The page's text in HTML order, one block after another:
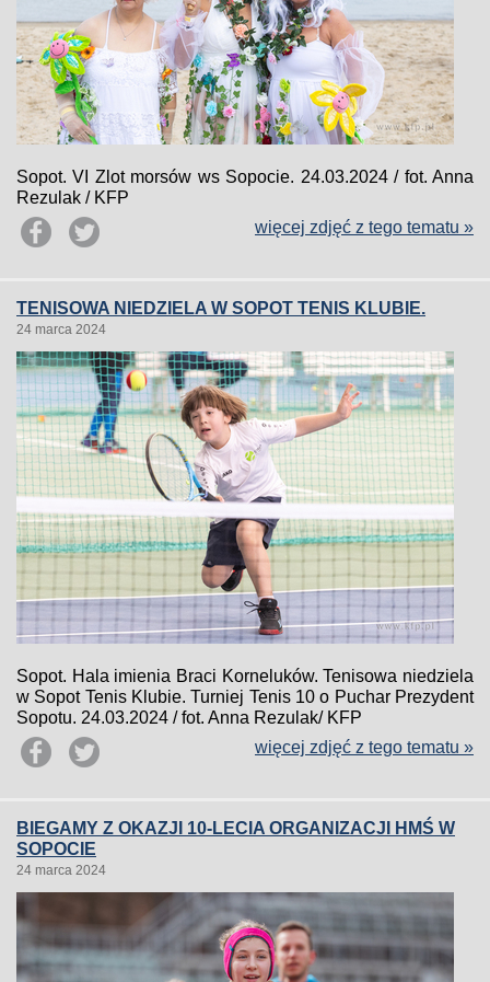
Sopot. VI Zlot morsów ws Sopocie. 24.03.2024 / fot. Anna
Rezulak / KFP
więcej zdjęć z tego tematu »
TENISOWA NIEDZIELA W SOPOT TENIS KLUBIE.
24 marca 2024
Sopot. Hala imienia Braci Korneluków. Tenisowa niedziela
w Sopot Tenis Klubie. Turniej Tenis 10 o Puchar Prezydent
Sopotu. 24.03.2024 / fot. Anna Rezulak/ KFP
więcej zdjęć z tego tematu »
BIEGAMY Z OKAZJI 10-LECIA ORGANIZACJI HMŚ W
SOPOCIE
24 marca 2024